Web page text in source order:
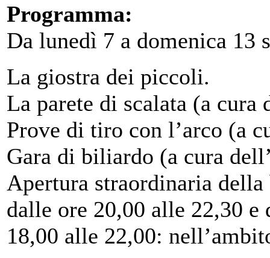
Programma:
Da lunedì 7 a domenica 13
La giostra dei piccoli.
La parete di scalata (a cura
Prove di tiro con l’arco (a
Gara di biliardo (a cura
Apertura straordinaria
dalle ore 20,00 alle 22,30 e
18,00 alle 22,00: